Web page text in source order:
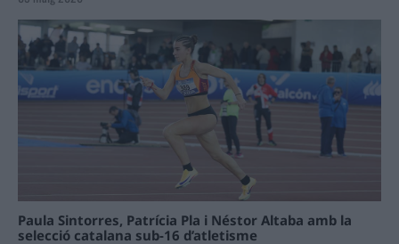
Paula Sintorres, Patrícia Pla i Néstor Altaba amb la
selecció catalana sub-16 d’atletisme